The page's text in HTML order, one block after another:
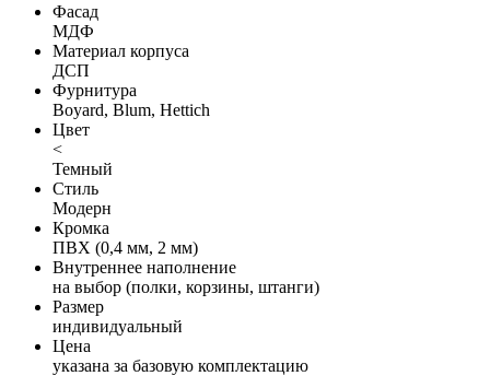
Фасад
МДФ
Материал корпуса
ДСП
Фурнитура
Boyard, Blum, Hettich
Цвет
<
Темный
Стиль
Модерн
Кромка
ПВХ (0,4 мм, 2 мм)
Внутреннее наполнение
на выбор (полки, корзины, штанги)
Размер
индивидуальный
Цена
указана за базовую комплектацию